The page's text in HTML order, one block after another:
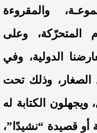
والمقروءة
المتحرّكة، وعلى
الدولية، وفي
الصغار، وذلك تحت
الكتابة له
أو قصيدة “نشيدًا”،